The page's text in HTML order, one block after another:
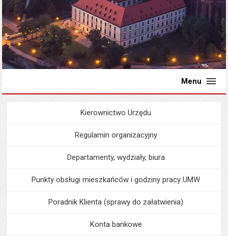
Menu
MenuUrząd Miejski
Kierownictwo Urzędu
Regulamin organizacyjny
Departamenty, wydziały, biura
Punkty obsługi mieszkańców i godziny pracy UMW
Poradnik Klienta (sprawy do załatwienia)
Konta bankowe